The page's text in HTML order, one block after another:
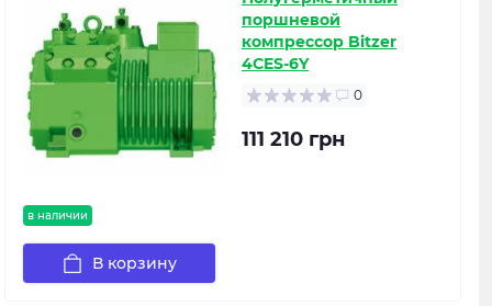
в наличии
поршневой
компрессор Bitzer
4CES-6Y
0
111 210 грн
В корзину